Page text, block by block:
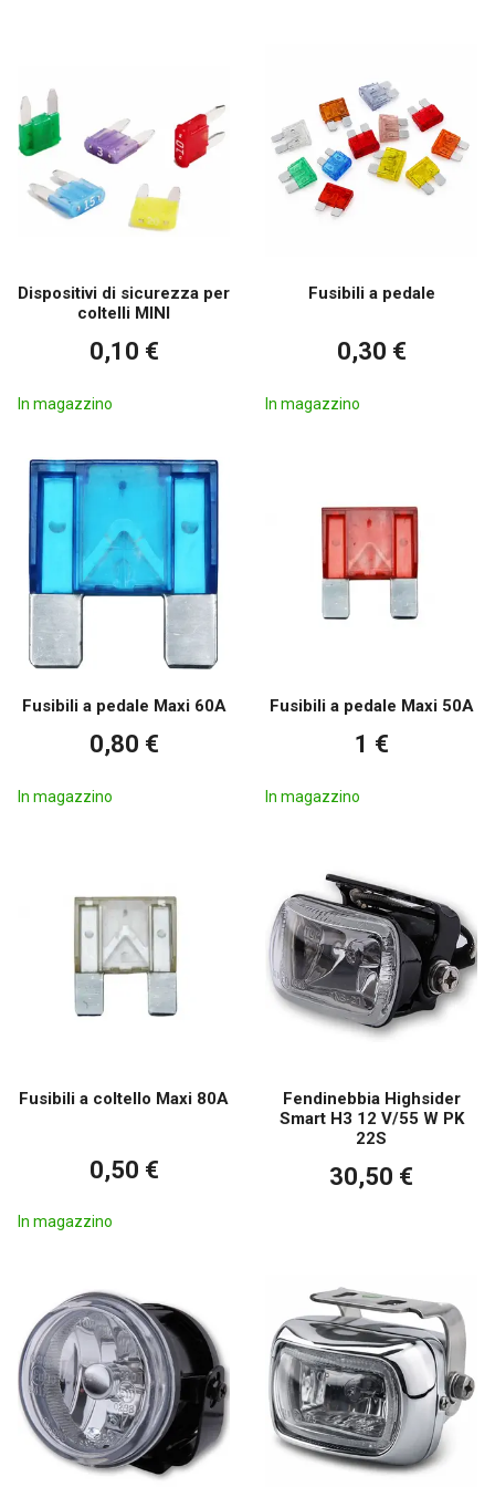
Dispositivi di sicurezza per
coltelli MINI
0,10 €
In magazzino
Fusibili a pedale
0,30 €
In magazzino
Fusibili a pedale Maxi 60A
0,80 €
In magazzino
Fusibili a pedale Maxi 50A
1 €
In magazzino
Fusibili a coltello Maxi 80A
0,50 €
In magazzino
Fendinebbia Highsider
Smart H3 12 V/55 W PK
22S
30,50 €